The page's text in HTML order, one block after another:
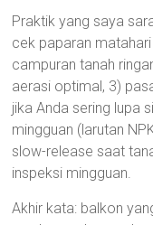
Praktik yang saya
cek paparan
campuran tanah
aerasi optimal, 3)
jika Anda sering lupa
mingguan (larutan
slow-release saat
inspeksi mingguan.
Akhir kata: balkon